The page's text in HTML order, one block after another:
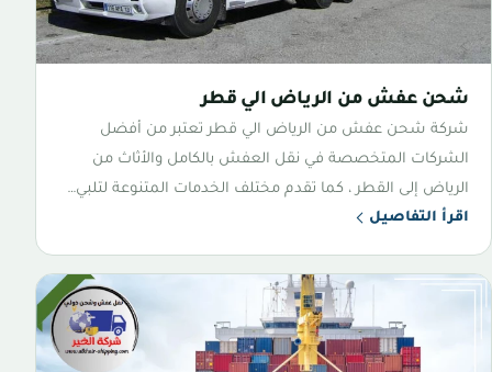
شحن عفش من الرياض الي قطر
شركة شحن عفش من الرياض الي قطر تعتبر من أفضل
الشركات المتخصصة في نقل العفش بالكامل والأثاث من
الرياض إلى القطر ، كما تقدم مختلف الخدمات المتنوعة لتلبي…
اقرأ التفاصيل